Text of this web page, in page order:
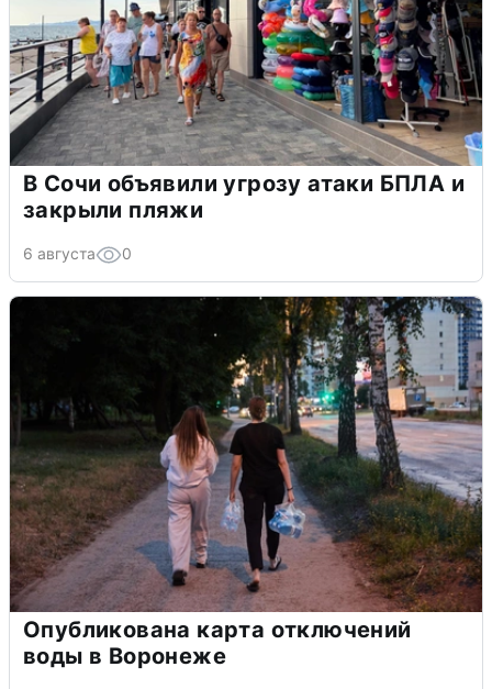
В Сочи объявили угрозу атаки БПЛА и
закрыли пляжи
6 августа 0
Опубликована карта отключений
воды в Воронеже